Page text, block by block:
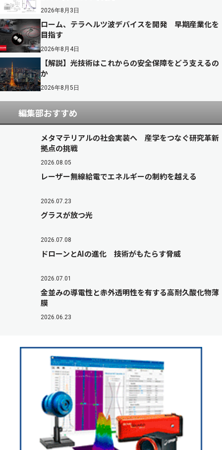
2026年8月3日
ローム、テラヘルツ波デバイスを開発 早期産業化を
目指す
2026年8月4日
【解説】光技術はこれからの安全保障をどう支えるの
か
2026年8月5日
編集部おすすめ
メタマテリアルの社会実装へ 産学をつなぐ研究革新
拠点の挑戦
2026.08.05
レーザー無線給電でエネルギーの制約を越える
2026.07.23
グラスが放つ光
2026.07.08
ドローンとAIの進化 技術がもたらす脅威
2026.07.01
金並みの導電性と赤外透明性を有する高耐久酸化物薄
膜
2026.06.23